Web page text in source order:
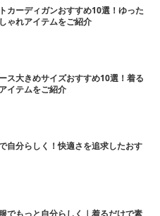
カーディガンおすすめ10選！ゆった
ゃれアイテムをご紹介
ス大きめサイズおすすめ10選！着る
イテムをご紹介
自分らしく！快適さを追求したおす
でもっと自分らしく｜着るだけで素